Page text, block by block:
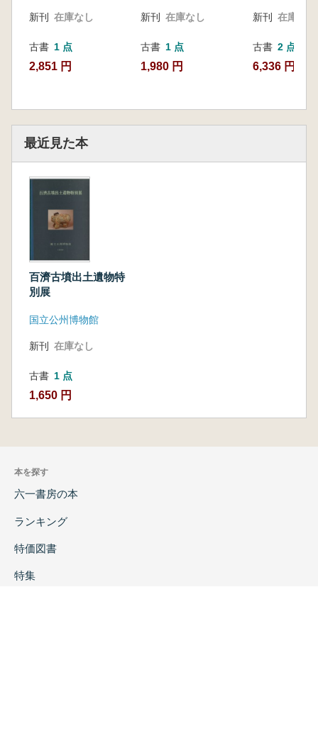
新刊 在庫なし
古書 1 点
2,851 円
新刊 在庫なし
古書 1 点
1,980 円
新刊 在庫なし
古書 2 点
6,336 円~
最近見た本
百濟古墳出土遺物特
別展
国立公州博物館
新刊 在庫なし
古書 1 点
1,650 円
本を探す
六一書房の本
ランキング
特価図書
特集